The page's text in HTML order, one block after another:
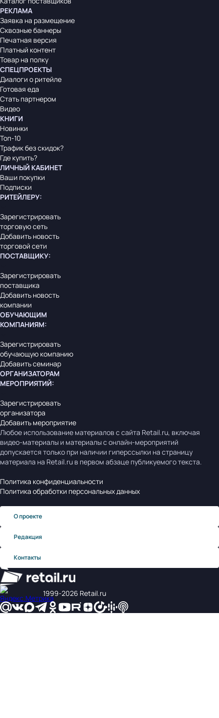
РЕКЛАМА
Заявка на размещение
Сквозные баннеры
Печатная версия
Платный контент
Товар на полку
СПЕЦПРОЕКТЫ
Диалоги о ритейле
Готовая еда
Стать партнером
Видео
КНИГИ
Новинки
Топ-10
Трафик без скидок?
Где купить?
ЛИЧНЫЙ КАБИНЕТ
Ваши покупки
Подписки
РИТЕЙЛЕРУ:
Зарегистрировать
торговую сеть
Добавить новость
торговой сети
ПОСТАВЩИКУ:
Зарегистрировать
поставщика
Добавить новость
компании
ОБУЧАЮЩИМ
КОМПАНИЯМ:
Зарегистрировать
обучающую компанию
Добавить семинар
ОРГАНИЗАТОРАМ
МЕРОПРИЯТИЙ:
Зарегистрировать
организатора
Добавить мероприятие
Любое использование материалов с сайта Retail.ru, включая
видео-материалы и материалы с онлайн-мероприятий
допускается только при наличии гиперссылки на страницу
материала на Retail.ru в первом абзаце публикуемого текста.
Политика конфиденциальности
Политика обработки персональных данных
О проекте
Редакция
Контакты
1999‑2026 Retail.ru